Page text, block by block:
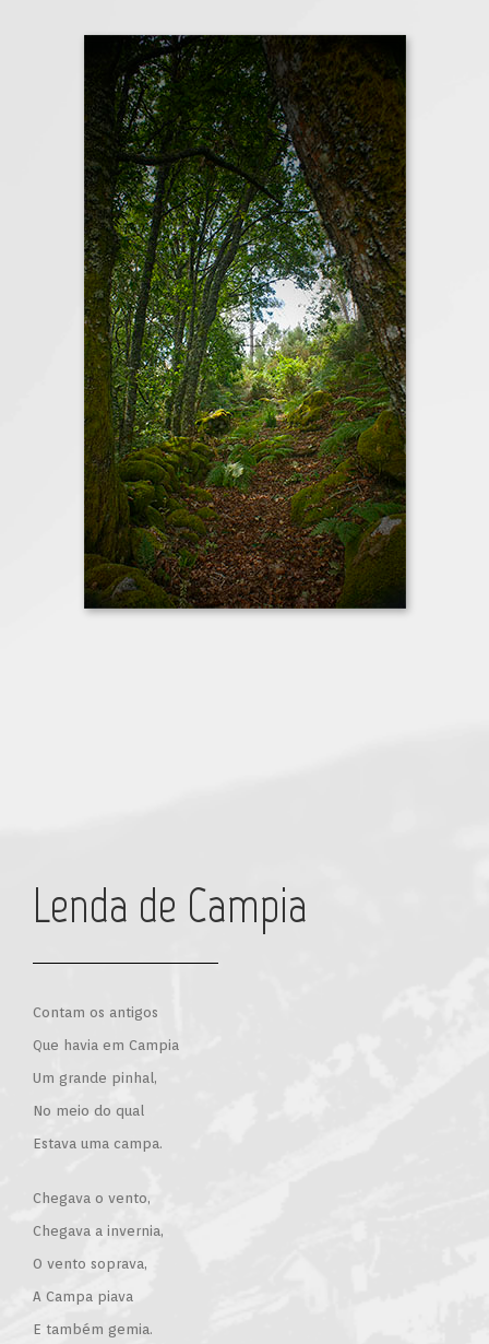
Lenda de Campia
Contam os antigos
Que havia em Campia
Um grande pinhal,
No meio do qual
Estava uma campa.
Chegava o vento,
Chegava a invernia,
O vento soprava,
A Campa piava
E também gemia.